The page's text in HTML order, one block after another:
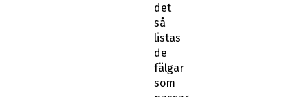
det
så
listas
de
fälgar
som